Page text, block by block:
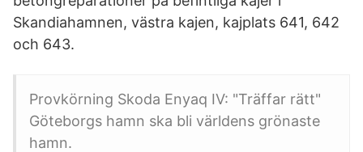
Skandiahamnen, västra kajen, kajplats 641, 642
och 643.
Provkörning Skoda Enyaq IV: "Träffar rätt"
Göteborgs hamn ska bli världens grönaste
hamn.